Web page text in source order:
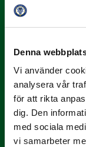
Denna
Vi använder
analysera vår
för att rikta
dig. Den
med sociala
vi samarbeter
Rösta på
Yttrar gör…